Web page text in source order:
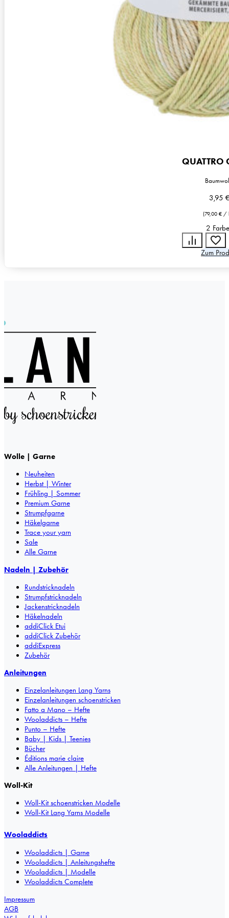
QUATTRO
3,95
(79,00 € /
2
Zum
Wolle | Garne
Neuheiten
Herbst | Winter
Frühling | Sommer
Premium Garne
Strumpfgarne
Häkelgarne
Trace your yarn
Sale
Alle Garne
Nadeln | Zubehör
Rundstricknadeln
Strumpfstricknadeln
Jackenstricknadeln
Häkelnadeln
addiClick Etui
addiClick Zubehör
addiExpress
Zubehör
Anleitungen
Einzelanleitungen Lang Yarns
Einzelanleitungen schoenstricken
Fatto a Mano – Hefte
Wooladdicts – Hefte
Punto – Hefte
Baby | Kids | Teenies
Bücher
Éditions marie claire
Alle Anleitungen | Hefte
Woll-Kit
Woll-Kit schoenstricken Modelle
Woll-Kit Lang Yarns Modelle
Wooladdicts
Wooladdicts | Garne
Wooladdicts | Anleitungshefte
Wooladdicts | Modelle
Wooladdicts Complete
Impressum
AGB